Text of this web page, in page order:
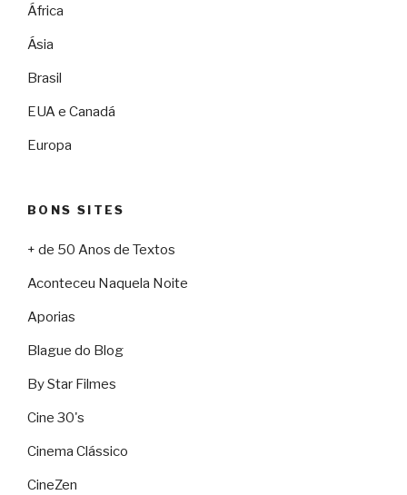
África
Ásia
Brasil
EUA e Canadá
Europa
BONS SITES
+ de 50 Anos de Textos
Aconteceu Naquela Noite
Aporias
Blague do Blog
By Star Filmes
Cine 30's
Cinema Clássico
CineZen